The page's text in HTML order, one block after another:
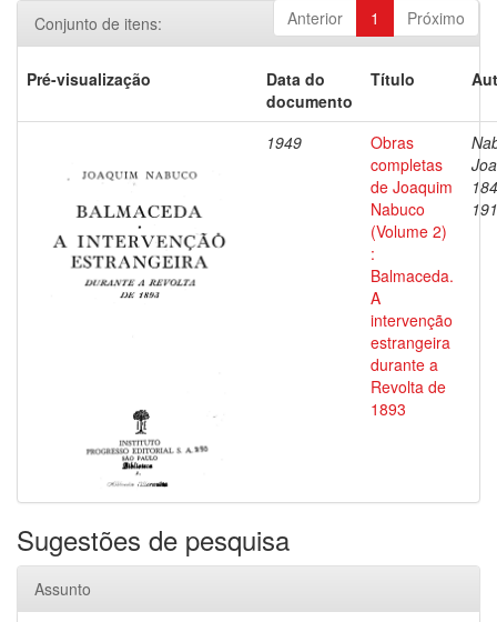
Anterior 1 Próximo
Conjunto de itens:
Pré-visualização
Data do
documento
Título
1949
Obras
completas
de Joaquim
Nabuco
(Volume 2)
:
Balmaceda.
A
intervenção
estrangeira
durante a
Revolta de
1893
Sugestões de pesquisa
Assunto